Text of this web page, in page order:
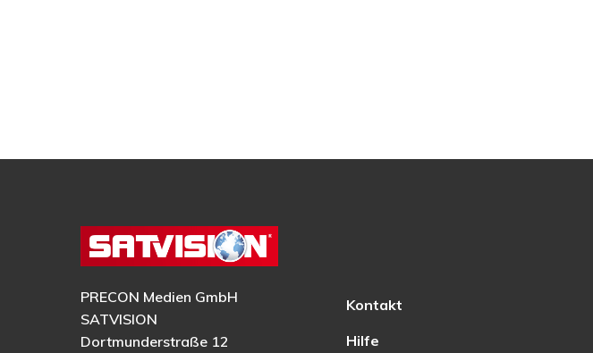
PRECON Medien GmbH
SATVISION
Dortmunderstraße 12
Kontakt
Hilfe